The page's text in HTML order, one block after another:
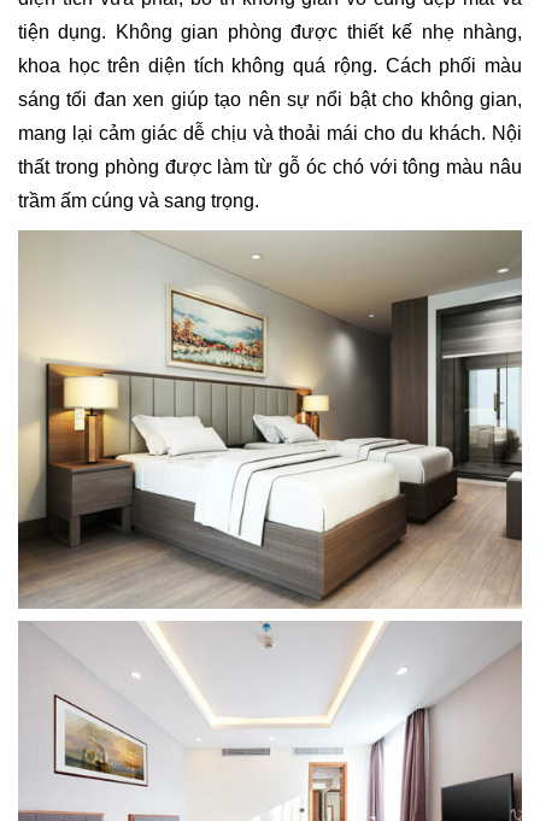
tiện dụng. Không gian phòng được thiết kế nhẹ nhàng,
khoa học trên diện tích không quá rộng. Cách phối màu
sáng tối đan xen giúp tạo nên sự nổi bật cho không gian,
mang lại cảm giác dễ chịu và thoải mái cho du khách. Nội
thất trong phòng được làm từ gỗ óc chó với tông màu nâu
trầm ấm cúng và sang trọng.